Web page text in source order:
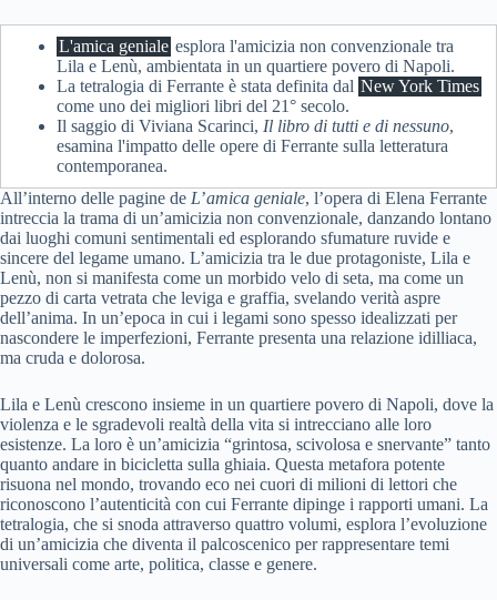
L'amica geniale esplora l'amicizia non convenzionale tra
Lila e Lenù, ambientata in un quartiere povero di Napoli.
La tetralogia di Ferrante è stata definita dal New York Times
come uno dei migliori libri del 21° secolo.
Il saggio di Viviana Scarinci, Il libro di tutti e di nessuno,
esamina l'impatto delle opere di Ferrante sulla letteratura
contemporanea.
All’interno delle pagine de L’amica geniale, l’opera di Elena Ferrante
intreccia la trama di un’amicizia non convenzionale, danzando lontano
dai luoghi comuni sentimentali ed esplorando sfumature ruvide e
sincere del legame umano. L’amicizia tra le due protagoniste, Lila e
Lenù, non si manifesta come un morbido velo di seta, ma come un
pezzo di carta vetrata che leviga e graffia, svelando verità aspre
dell’anima. In un’epoca in cui i legami sono spesso idealizzati per
nascondere le imperfezioni, Ferrante presenta una relazione idilliaca,
ma cruda e dolorosa.
Lila e Lenù crescono insieme in un quartiere povero di Napoli, dove la
violenza e le sgradevoli realtà della vita si intrecciano alle loro
esistenze. La loro è un’amicizia “grintosa, scivolosa e snervante” tanto
quanto andare in bicicletta sulla ghiaia. Questa metafora potente
risuona nel mondo, trovando eco nei cuori di milioni di lettori che
riconoscono l’autenticità con cui Ferrante dipinge i rapporti umani. La
tetralogia, che si snoda attraverso quattro volumi, esplora l’evoluzione
di un’amicizia che diventa il palcoscenico per rappresentare temi
universali come arte, politica, classe e genere.